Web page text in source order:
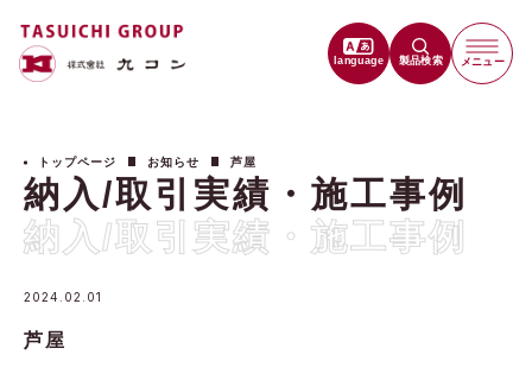
language 製品検索 メニュー
トップページ お知らせ 芦屋
納入/取引実績・施工事例
納入/取引実績・施工事例
2024.02.01
芦屋